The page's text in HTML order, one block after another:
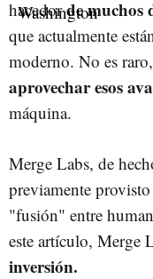
hacedorde muchos
que actualmente
moderno. No es
aprovechar esos
máquina.
Merge Labs, de
previamente
"fusión" entre
este artículo, Merge
inversión.